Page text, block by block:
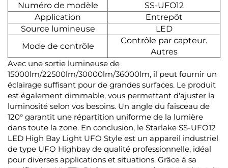
Numéro de modèle
SS-UFO12
Application
Entrepôt
Source lumineuse
LED
Mode de contrôle
Contrôle par capteur.
Autres
Avec une sortie lumineuse de
15000lm/22500lm/30000lm/36000lm, il peut fournir un
éclairage suffisant pour de grandes surfaces. Le produit
est également dimmable, vous permettant d'ajuster la
luminosité selon vos besoins. Un angle du faisceau de
120° garantit une répartition uniforme de la lumière
dans toute la zone. En conclusion, le Starlake SS-UFO12
LED High Bay Light UFO Style est un appareil industriel
de type UFO Highbay de qualité professionnelle, idéal
pour diverses applications et situations. Grâce à sa